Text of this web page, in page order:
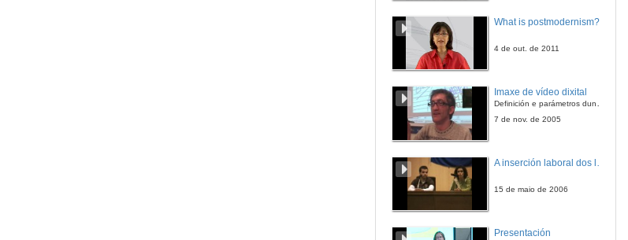
What is postmodernism?
4 de out. de 2011
Imaxe de vídeo dixital
Definición e parámetros dunha imaxe dixital. Resolución e Aspecto. Profundidade da cor. Compresión. Frame por segundo. Entrelazado. Campos, cadros
7 de nov. de 2005
15 de maio de 2006
Presentación